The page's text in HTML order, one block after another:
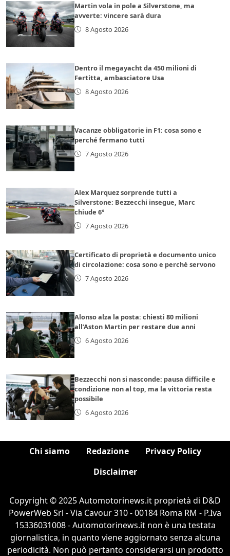
Martin vola in pole a Silverstone, ma
avverte: vincere sarà dura
8 Agosto 2026
Dentro il megayacht da 450 milioni di
Fertitta, ambasciatore Usa
8 Agosto 2026
Vacanze obbligatorie in F1: cosa sono e
perché fermano tutti
7 Agosto 2026
Alex Marquez sorprende tutti a
Silverstone: Bezzecchi insegue, Marc
chiude 6°
7 Agosto 2026
Certificato di proprietà e documento unico
di circolazione: cosa sono e perché servono
7 Agosto 2026
Alonso alza la posta: chiesti 80 milioni
all’Aston Martin per restare due anni
6 Agosto 2026
Bezzecchi non si nasconde: pausa difficile e
condizione non al top, ma la vittoria resta
possibile
6 Agosto 2026
Chi siamo Redazione
Privacy Policy
Disclaimer
Copyright © 2025 Automotorinews.it proprietà di D&D
PowerWeb Srl - Via Cavour 310 - 00184 Roma RM - P.Iva
15336031008 - Automotorinews.it non è una testata
giornalistica, in quanto viene aggiornato senza alcuna
periodicità. Non può pertanto considerarsi un prodotto